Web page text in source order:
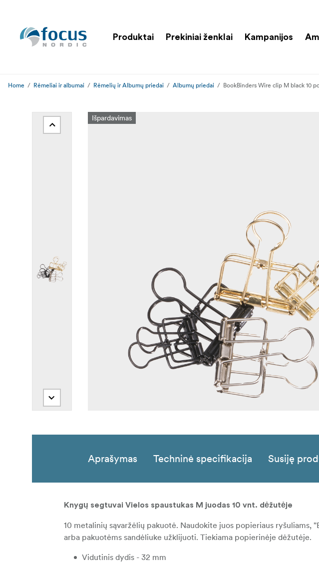
Produktai Prekiniai ženklai Kampanijos
Home Rėmeliai ir albumai Rėmelių ir Albumų priedai Albumų priedai BookBinders Wire clip M black 10
Išpardavimas
Aprašymas Techninė specifikacija Susiję
Knygų segtuvai Vielos spaustukas M juodas 10 vnt. dėžutėje
10 metalinių sąvaržėlių pakuotė. Naudokite juos popieriaus ryšuliams,
arba pakuotėms sandėliuke užklijuoti. Tiekiama popierinėje dėžutėje.
Vidutinis dydis - 32 mm